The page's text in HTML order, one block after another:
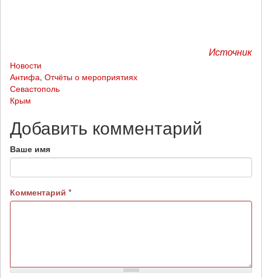
Источник
Новости
Антифа, Отчёты о мероприятиях
Севастополь
Крым
Добавить комментарий
Ваше имя
Комментарий *